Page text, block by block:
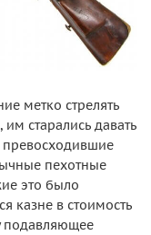
метко стрелять
старались давать
пехотные
это было
казне в стоимость
подавляющее